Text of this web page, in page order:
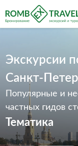
Экскурсии
Санкт-
Популярные и
частных гидов
Тематика